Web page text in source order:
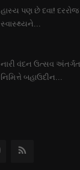
હાસ્ય પણ છે દવા!
સ્વાસ્થ્યને...
નારી વંદન ઉત્સવ
નિમિત્તે બહાઉદીન...